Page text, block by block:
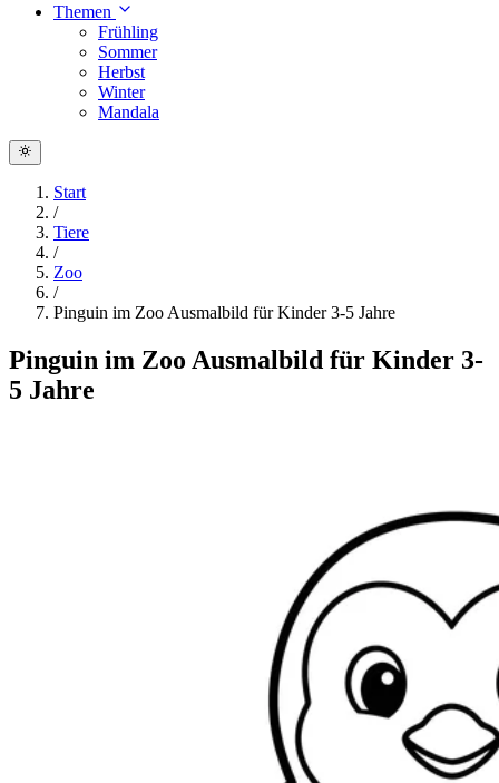
Themen
Frühling
Sommer
Herbst
Winter
Mandala
Start
/
Tiere
/
Zoo
/
Pinguin im Zoo Ausmalbild für Kinder 3-5 Jahre
Pinguin im Zoo Ausmalbild für Kinder 3-
5 Jahre